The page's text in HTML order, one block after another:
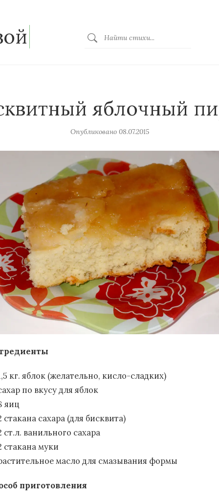
яблочный
Опубликовано 08.07.2015
кг. яблок (желательно, кисло-сладких)
по вкусу для яблок
яиц
стакана сахара (для бисквита)
ст.л. ванильного сахара
стакана муки
масло для смазывания формы
приготовления